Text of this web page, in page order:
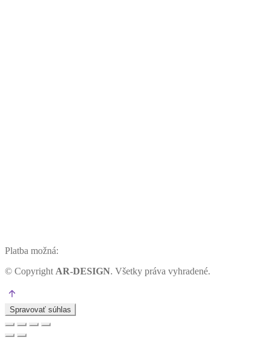
Platba možná:
© Copyright AR-DESIGN. Všetky práva vyhradené.
Spravovať súhlas